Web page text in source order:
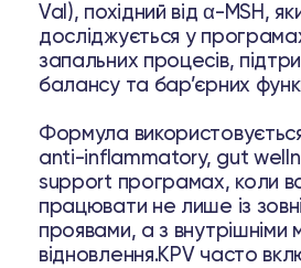
Telegram
Val), похідний від α-MSH,
досліджується у
запальних процесів,
балансу та бар’єрних
Формула
anti-inflammatory, gut
support програмах, коли
працювати не лише із
проявами, а з внутрішніми
відновлення.KPV часто